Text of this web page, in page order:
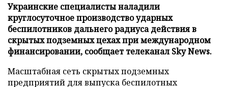
Украинские специалисты наладили
круглосуточное производство ударных
беспилотников дальнего радиуса действия в
скрытых подземных цехах при международном
финансировании, сообщает телеканал Sky News.
Масштабная сеть скрытых подземных
предприятий для выпуска беспилотных